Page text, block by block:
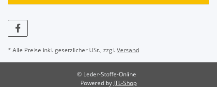
* Alle Preise inkl. gesetzlicher USt., zzgl.Versand
© Leder-Stoffe-Online
Powered by JTL-Shop